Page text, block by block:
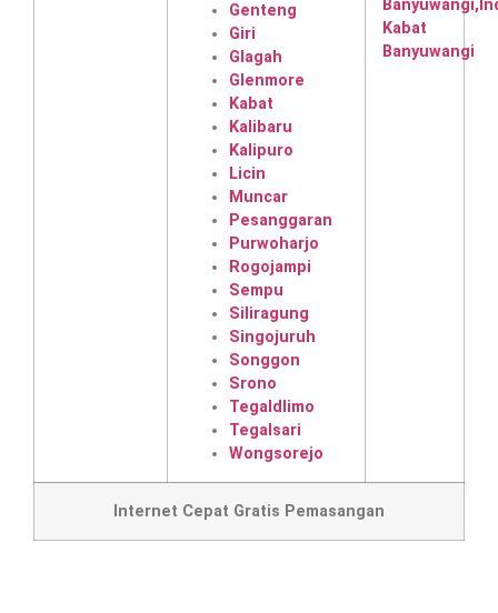
Genteng
Giri
Glagah
Glenmore
Kabat
Kalibaru
Kalipuro
Licin
Muncar
Pesanggaran
Purwoharjo
Rogojampi
Sempu
Siliragung
Singojuruh
Songgon
Srono
Tegaldlimo
Tegalsari
Wongsorejo
Internet Cepat Gratis Pemasangan